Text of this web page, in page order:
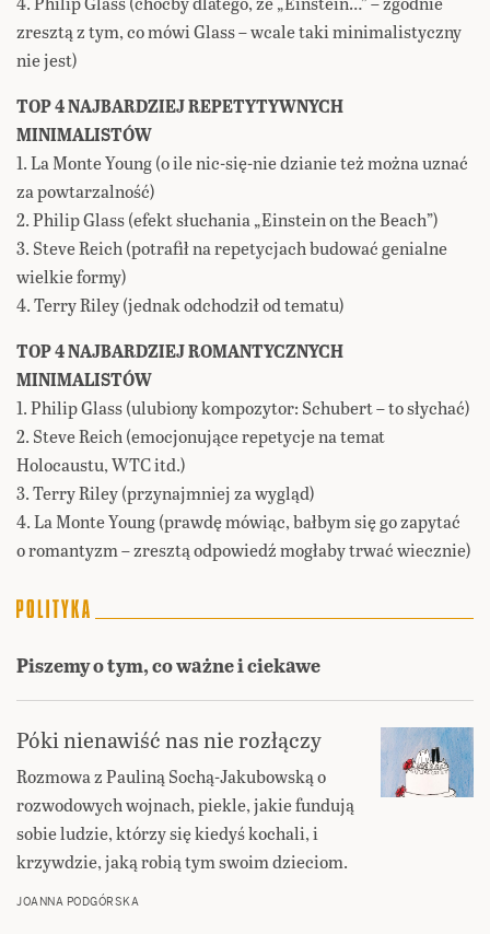
zresztą z tym, co mówi Glass – wcale taki minimalistyczny
nie jest)
TOP 4 NAJBARDZIEJ REPETYTYWNYCH
MINIMALISTÓW
1. La Monte Young (o ile nic-się-nie dzianie też można uznać
za powtarzalność)
2. Philip Glass (efekt słuchania „Einstein on the Beach”)
3. Steve Reich (potrafił na repetycjach budować genialne
wielkie formy)
4. Terry Riley (jednak odchodził od tematu)
TOP 4 NAJBARDZIEJ ROMANTYCZNYCH
MINIMALISTÓW
1. Philip Glass (ulubiony kompozytor: Schubert – to słychać)
2. Steve Reich (emocjonujące repetycje na temat
Holocaustu, WTC itd.)
3. Terry Riley (przynajmniej za wygląd)
4. La Monte Young (prawdę mówiąc, bałbym się go zapytać
o romantyzm – zresztą odpowiedź mogłaby trwać wiecznie)
Piszemy o tym, co ważne i ciekawe
Póki nienawiść nas nie rozłączy
Rozmowa z Pauliną Sochą-Jakubowską o
rozwodowych wojnach, piekle, jakie fundują
sobie ludzie, którzy się kiedyś kochali, i
krzywdzie, jaką robią tym swoim dzieciom.
JOANNA PODGÓRSKA